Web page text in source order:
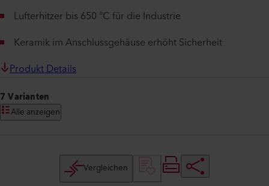
Lufterhitzer bis 650 °C für die Industrie
Keramik im Anschlussgehäuse erhöht Sicherheit
Produkt Details
7 Varianten
Alle anzeigen
Vergleichen